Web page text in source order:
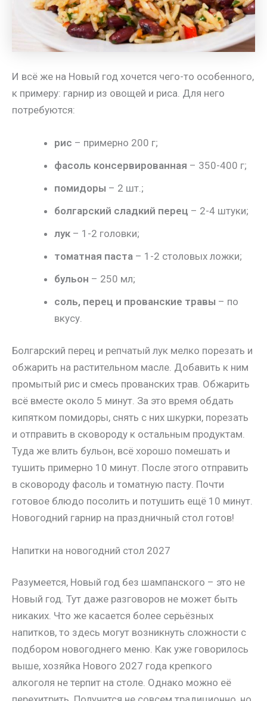
И всё же на Новый год хочется чего-то особенного,
к примеру: гарнир из овощей и риса. Для него
потребуются:
рис – примерно 200 г;
фасоль консервированная – 350-400 г;
помидоры – 2 шт.;
болгарский сладкий перец – 2-4 штуки;
лук – 1-2 головки;
томатная паста – 1-2 столовых ложки;
бульон – 250 мл;
соль, перец и прованские травы – по
вкусу.
Болгарский перец и репчатый лук мелко порезать и
обжарить на растительном масле. Добавить к ним
промытый рис и смесь прованских трав. Обжарить
всё вместе около 5 минут. За это время обдать
кипятком помидоры, снять с них шкурки, порезать
и отправить в сковороду к остальным продуктам.
Туда же влить бульон, всё хорошо помешать и
тушить примерно 10 минут. После этого отправить
в сковороду фасоль и томатную пасту. Почти
готовое блюдо посолить и потушить ещё 10 минут.
Новогодний гарнир на праздничный стол готов!
Напитки на новогодний стол 2027
Разумеется, Новый год без шампанского – это не
Новый год. Тут даже разговоров не может быть
никаких. Что же касается более серьёзных
напитков, то здесь могут возникнуть сложности с
подбором новогоднего меню. Как уже говорилось
выше, хозяйка Нового 2027 года крепкого
алкоголя не терпит на столе. Однако можно её